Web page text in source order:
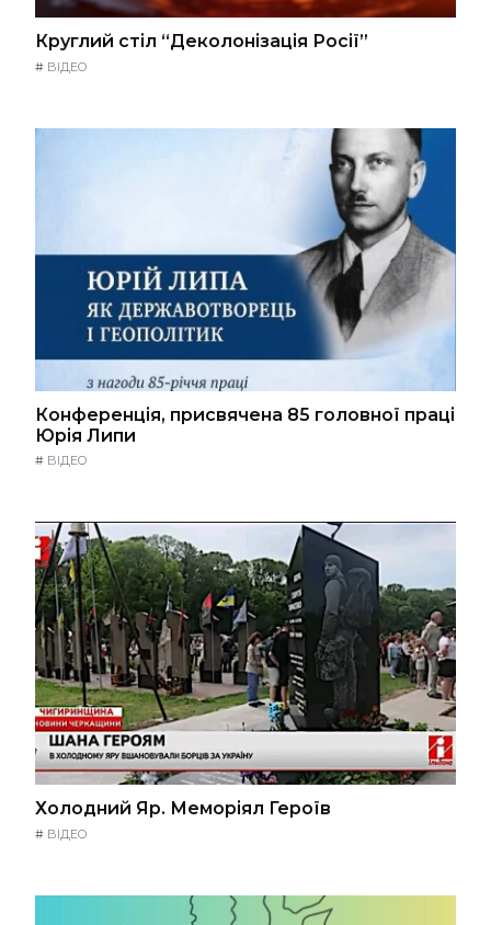
Круглий стіл “Деколонізація Росії”
# ВІДЕО
Конференція, присвячена 85 головної праці
Юрія Липи
# ВІДЕО
Холодний Яр. Меморіял Героїв
# ВІДЕО